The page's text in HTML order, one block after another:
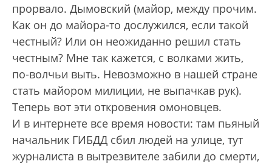
прорвало. Дымовский (майор, между прочим.
Как он до майора-то дослужился, если такой
честный? Или он неожиданно решил стать
честным? Мне так кажется, с волками жить,
по-волчьи выть. Невозможно в нашей стране
стать майором милиции, не выпачкав рук).
Теперь вот эти откровения омоновцев.
И в интернете все время новости: там пьяный
начальник ГИБДД сбил людей на улице, тут
журналиста в вытрезвителе забили до смерти,